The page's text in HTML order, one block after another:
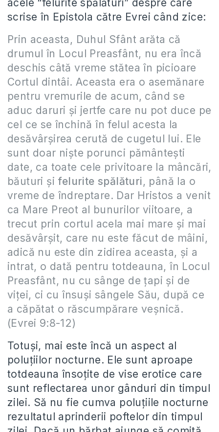
acele “felurite spălături” despre care
scrise în Epistola către Evrei când zice:
Prin aceasta, Duhul Sfânt arăta că
drumul în Locul Preasfânt, nu era încă
deschis câtă vreme stătea în picioare
Cortul dintâi. Aceasta era o asemănare
pentru vremurile de acum, când se
aduc daruri şi jertfe care nu pot duce pe
cel ce se închină în felul acesta la
desăvârşirea cerută de cugetul lui. Ele
sunt doar nişte porunci pământeşti
date, ca toate cele privitoare la mâncări,
băuturi şi felurite spălături, până la o
vreme de îndreptare. Dar Hristos a venit
ca Mare Preot al bunurilor viitoare, a
trecut prin cortul acela mai mare şi mai
desăvârşit, care nu este făcut de mâini,
adică nu este din zidirea aceasta, şi a
intrat, o dată pentru totdeauna, în Locul
Preasfânt, nu cu sânge de ţapi şi de
viţei, ci cu însuşi sângele Său, după ce
a căpătat o răscumpărare veşnică.
(Evrei 9:8-12)
Totuşi, mai este încă un aspect al
poluţiilor nocturne. Ele sunt aproape
totdeauna însoţite de vise erotice care
sunt reflectarea unor gânduri din timpul
zilei. Să nu fie cumva poluţiile nocturne
rezultatul aprinderii poftelor din timpul